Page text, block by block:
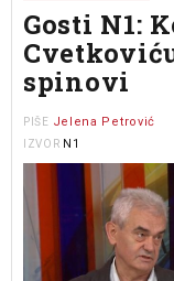
Gosti N1:
spinovi
PIŠE Jelena Petrović
IZVOR N1